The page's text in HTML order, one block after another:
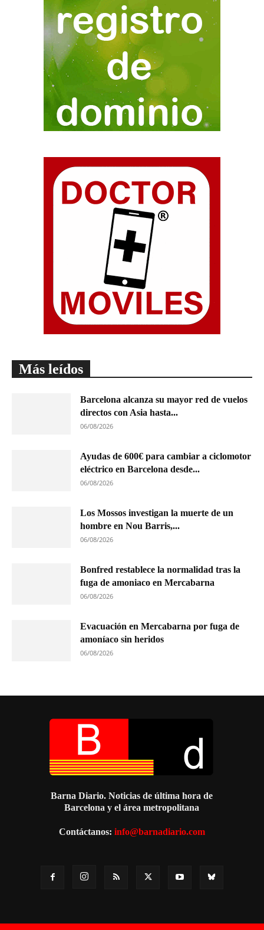
Más leídos
Barcelona alcanza su mayor red de vuelos
directos con Asia hasta...
06/08/2026
Ayudas de 600€ para cambiar a ciclomotor
eléctrico en Barcelona desde...
06/08/2026
Los Mossos investigan la muerte de un
hombre en Nou Barris,...
06/08/2026
Bonfred restablece la normalidad tras la
fuga de amoniaco en Mercabarna
06/08/2026
Evacuación en Mercabarna por fuga de
amoníaco sin heridos
06/08/2026
Barna Diario. Noticias de última hora de
Barcelona y el área metropolitana
Contáctanos: info@barnadiario.com